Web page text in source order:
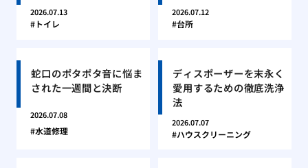
2026.07.13
トイレ
2026.07.12
台所
蛇口のポタポタ音に悩ま
された一週間と決断
2026.07.08
水道修理
ディスポーザーを末永く
愛用するための徹底洗浄
法
2026.07.07
ハウスクリーニング